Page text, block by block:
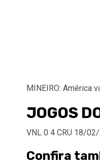
MINEIRO: América
JOGOS
VNL 0 4 CRU 18/
Confira